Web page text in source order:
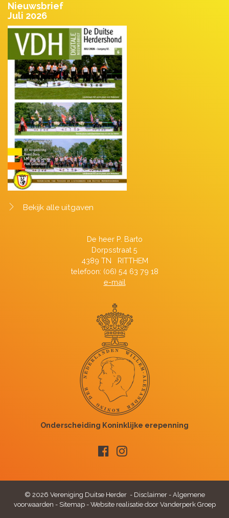
Nieuwsbrief
Juli 2026
Bekijk alle uitgaven
De heer P. Barto
Dorpsstraat 5
4389 TN RITTHEM
telefoon: (06) 54 63 79 18
e-mail
© 2026 Vereniging Duitse Herder - Disclaimer- Algemene
voorwaarden - Sitemap- Website realisatie door Vanderperk Groep